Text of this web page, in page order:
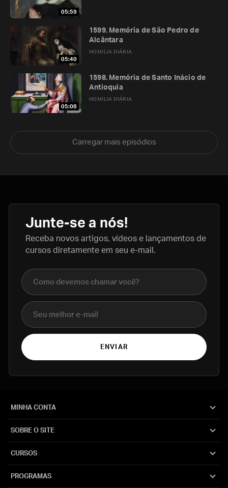
05:59
05:40
HOMILIA DIÁRIA
1599. Memória de São Pedro de
Alcântara
05:08
HOMILIA DIÁRIA
1598. Memória de Santo Inácio de
Antioquia
Carregar mais episódios
Junte-se a nós!
Receba novos artigos, vídeos e lançamentos de
cursos diretamente em seu e-mail.
Nome completo
E-mail
ENVIAR
MINHA CONTA
SOBRE O SITE
CURSOS
PROGRAMAS